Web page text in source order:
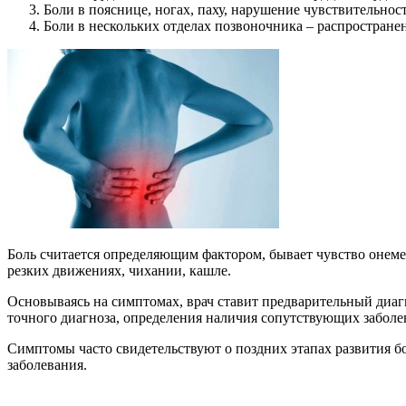
Боли в пояснице, ногах, паху, нарушение
Боли в нескольких отделах позвоночника –
Боль считается определяющим фактором, бывает чувство
резких движениях, чихании, кашле.
Основываясь на симптомах, врач ставит предварительный
точного диагноза, определения наличия сопутствующих
Симптомы часто свидетельствуют о поздних этапах развития
заболевания.